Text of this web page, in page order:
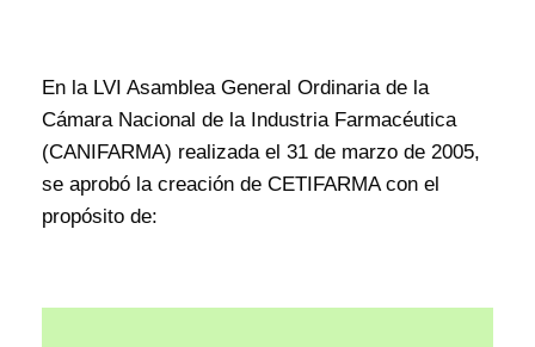
En la LVI Asamblea General Ordinaria de la
Cámara Nacional de la Industria Farmacéutica
(CANIFARMA) realizada el 31 de marzo de 2005,
se aprobó la creación de CETIFARMA con el
propósito de: